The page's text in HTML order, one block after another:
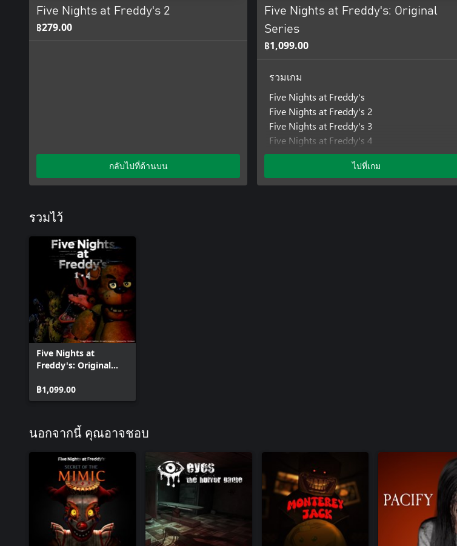
Five Nights at Freddy's 2
฿279.00
กลับไปที่ด้านบน
Five Nights at Freddy's: Original
Series
฿1,099.00
รวมเกม
Five Nights at Freddy's
Five Nights at Freddy's 2
Five Nights at Freddy's 3
Five Nights at Freddy's 4
ไปที่เกม
รวมไว้
Five Nights at
Freddy's: Original
฿1,099.00
นอกจากนี้ คุณอาจชอบ